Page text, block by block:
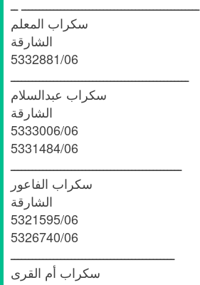
ــــــــــــــــــــــــــــــــــــــــــــــــــ ــ
5332881/06
ــــــــــــــــــــــــــــــــــــــــــــــــــ
5333006/06
5331484/06
ــــــــــــــــــــــــــــــــــــــــــــــــ
5321595/06
5326740/06
ــــــــــــــــــــــــــــــــــــــــــــــ